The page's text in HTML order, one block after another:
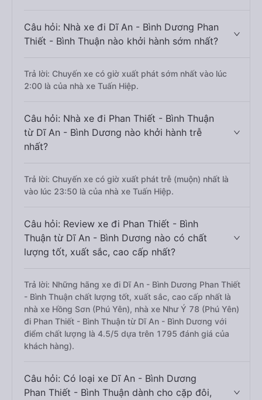
Câu hỏi: Nhà xe đi Dĩ An - Bình Dương Phan
Thiết - Bình Thuận nào khởi hành sớm nhất?
Trả lời: Chuyến xe có giờ xuất phát sớm nhất vào lúc
2:00 là của nhà xe Tuấn Hiệp.
Câu hỏi: Nhà xe đi Phan Thiết - Bình Thuận
từ Dĩ An - Bình Dương nào khởi hành trễ
nhất?
Trả lời: Chuyến xe có giờ xuất phát trễ (muộn) nhất là
vào lúc 23:50 là của nhà xe Tuấn Hiệp.
Câu hỏi: Review xe đi Phan Thiết - Bình
Thuận từ Dĩ An - Bình Dương nào có chất
lượng tốt, xuất sắc, cao cấp nhất?
Trả lời: Những hãng xe đi Dĩ An - Bình Dương Phan Thiết
- Bình Thuận chất lượng tốt, xuất sắc, cao cấp nhất là
nhà xe Hồng Sơn (Phú Yên), nhà xe Như Ý 78 (Phú Yên)
đi Phan Thiết - Bình Thuận từ Dĩ An - Bình Dương với
điểm chất lượng là 4.5/5 dựa trên 1795 đánh giá của
khách hàng).
Câu hỏi: Có loại xe Dĩ An - Bình Dương
Phan Thiết - Bình Thuận dành cho cặp đôi,